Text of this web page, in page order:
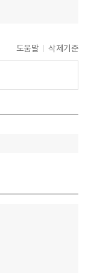
도움말 삭제기준